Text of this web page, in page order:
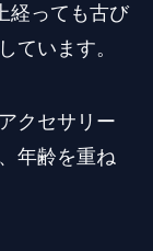
経っても古び
ています。
クセサリー
年齢を重ね